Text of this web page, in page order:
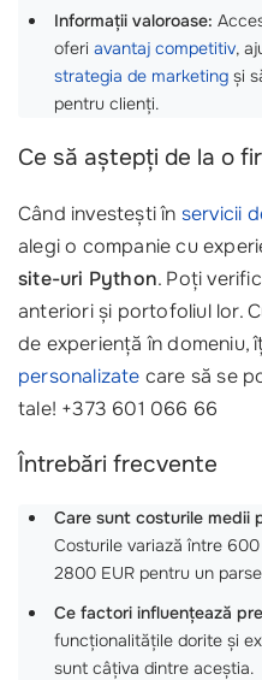
Informații valoroase:
oferi avantaj competitiv,
strategia de marketing și
pentru clienți.
Ce să aștepți de la o
Când investești în servicii
alegi o companie cu
site-uri Python. Poți
anteriori și portofoliul lor.
de experiență în domeniu,
personalizate care să se
tale! +373 601 066 66
Întrebări frecvente
Care sunt costurile medii
Costurile variază între
2800 EUR pentru un
Ce factori influențează
funcționalitățile dorite și
sunt câțiva dintre aceștia.